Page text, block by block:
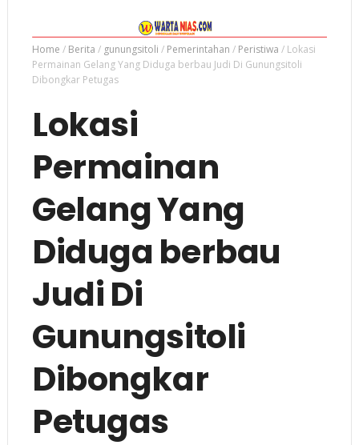
Home / Berita / gunungsitoli / Pemerintahan / Peristiwa / Lokasi
Permainan Gelang Yang Diduga berbau Judi Di Gunungsitoli
Dibongkar Petugas
Lokasi
Permainan
Gelang Yang
Diduga berbau
Judi Di
Gunungsitoli
Dibongkar
Petugas